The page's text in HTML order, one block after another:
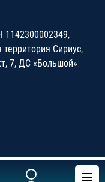
1142300002349,
Сириус,
7, ДС «Большой»